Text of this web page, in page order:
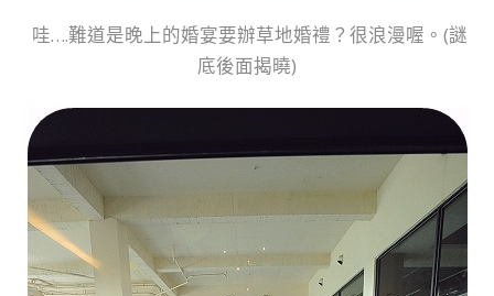
哇….難道是晚上的婚宴要辦草地婚禮？很浪漫喔。(謎
底後面揭曉)